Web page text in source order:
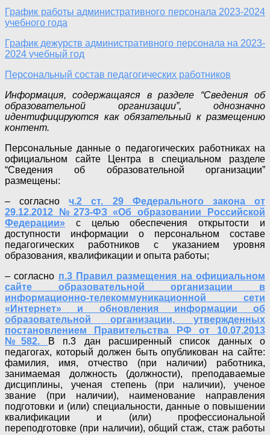
График работы административного персонала 2023-2024
учебного года
График дежурств административного персонала на 2023-
2024 учебный год
Персональный состав педагогических работников
Информация, содержащаяся в разделе “Сведения об
образовательной организации”, однозначно
идентифицируются как обязательный к размещению
контент.
Персональные данные о педагогических работниках на
официальном сайте Центра в специальном разделе
“Сведения об образовательной организации”
размещены:
– согласноч.2 ст. 29 Федерального закона от
29.12.2012 №273-ФЗ «Об образовании Российской
Федерации» с целью обеспечения открытости и
доступности информации о персональном составе
педагогических работников с указанием уровня
образования, квалификации и опыта работы;
– согласно п.3 Правил размещения на официальном
сайте образовательной организации в
информационно-телекоммуникационной сети
«Интернет» и обновления информации об
образовательной организации, утвержденных
постановлением Правительства РФ от 10.07.2013
№582.
В п.3 дан расширенный список данных о
педагогах, который должен быть опубликован на сайте:
фамилия, имя, отчество (при наличии) работника,
занимаемая должность (должности), преподаваемые
дисциплины, ученая степень (при наличии), ученое
звание (при наличии), наименование направления
подготовки и (или) специальности, данные о повышении
квалификации и (или) профессиональной
переподготовке (при наличии), общий стаж, стаж работы